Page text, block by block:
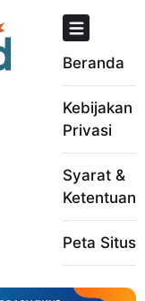
Beranda
Kebijakan
Privasi
Syarat &
Ketentuan
Peta Situs